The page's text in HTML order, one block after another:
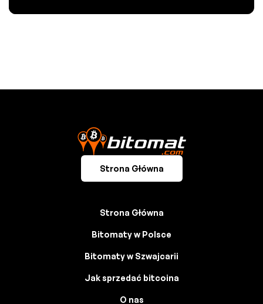
Strona Główna
Strona Główna
Bitomaty w Polsce
Bitomaty w Szwajcarii
Jak sprzedać bitcoina
O nas